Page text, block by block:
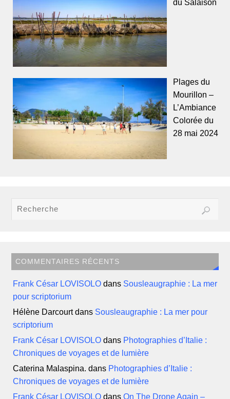
du Salaison
Plages du
Mourillon –
L’Ambiance
Colorée du
28 mai 2024
COMMENTAIRES RÉCENTS
Frank César LOVISOLO dans Sousleaugraphie : La mer
pour scriptorium
Hélène Darcourtdans Sousleaugraphie : La mer pour
scriptorium
Frank César LOVISOLO dans Photographies d’Italie :
Chroniques de voyages et de lumière
Caterina Malaspina. dans Photographies d’Italie :
Chroniques de voyages et de lumière
Frank César LOVISOLO dansOn The Drone Again –